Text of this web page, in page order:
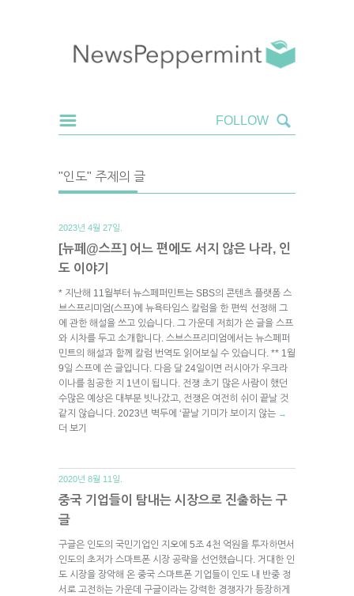
"인도" 주제의 글
2023년 4월 27일.
[뉴페@스프] 어느 편에도 서지 않은 나라, 인
도 이야기
* 지난해 11월부터 뉴스페퍼민트는 SBS의 콘텐츠 플랫폼 스
브스프리미엄(스프)에 뉴욕타임스 칼럼을 한 편씩 선정해 그
에 관한 해설을 쓰고 있습니다. 그 가운데 저희가 쓴 글을 스프
와 시차를 두고 소개합니다. 스브스프리미엄에서는 뉴스페퍼
민트의 해설과 함께 칼럼 번역도 읽어보실 수 있습니다. ** 1월
9일 스프에 쓴 글입니다. 다음 달 24일이면 러시아가 우크라
이나를 침공한 지 1년이 됩니다. 전쟁 초기 많은 사람이 했던
수많은 예상은 대부분 빗나갔고, 전쟁은 여전히 쉬이 끝날 것
같지 않습니다. 2023년 벽두에 ‘끝날 기미가 보이지 않는 →
더 보기
2020년 8월 11일.
중국 기업들이 탐내는 시장으로 진출하는 구
글
구글은 인도의 국민기업인 지오에 5조 4천 억원을 투자하면서
인도의 초저가 스마트폰 시장 공략을 선언했습니다. 거대한 인
도 시장을 장악해 온 중국 스마트폰 기업들이 인도 내 반중 정
서로 고전하는 가운데 구글이라는 강력한 경쟁자가 등장하게